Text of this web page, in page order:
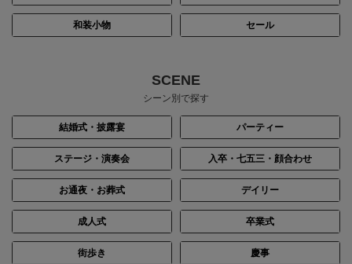
和装小物 セール
SCENE
シーン別で探す
結婚式・披露宴 パーティー
ステージ・演奏会 入卒・七五三・顔合わせ
お通夜・お葬式 デイリー
成人式 卒業式
街歩き 慶事